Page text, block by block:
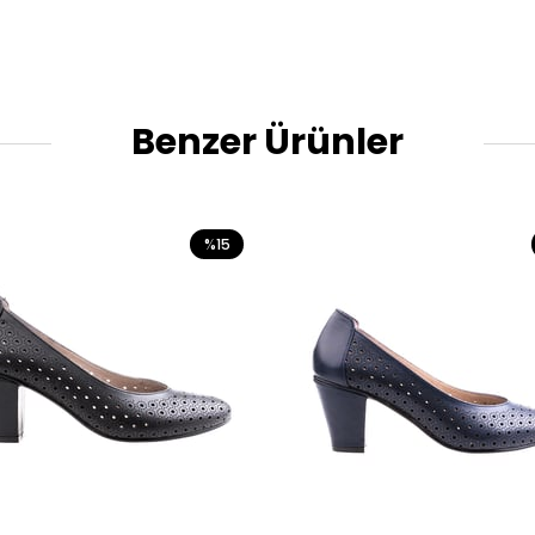
Benzer Ürünler
%15